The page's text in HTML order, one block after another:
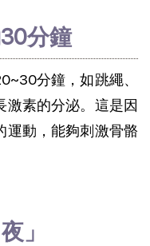
分鐘
分鐘，如跳繩、
激素的分泌。這是因
運動，能夠刺激骨骼
」